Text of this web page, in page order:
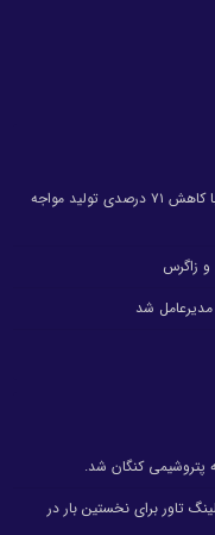
پتروشیمی اروند پس از اختلالات ناشی از جنگ، با کاهش ۷۱ درصدی تولید مواجه
زاگرس
مدیرعامل شد
پتروشیمی کنگان شد.
تاور برای نخستین بار در